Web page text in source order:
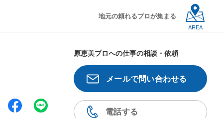
地元の頼れるプロが集まる
AREA
原恵美プロへの仕事の相談・依頼
メールで問い合わせる
電話する